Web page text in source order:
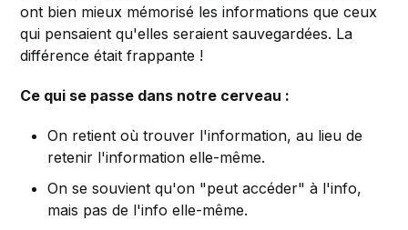
ont bien mieux mémorisé les informations que ceux
qui pensaient qu'elles seraient sauvegardées. La
différence était frappante !
Ce qui se passe dans notre cerveau :
On retient où trouver l'information, au lieu de
retenir l'information elle-même.
On se souvient qu'on "peut accéder" à l'info,
mais pas de l'info elle-même.